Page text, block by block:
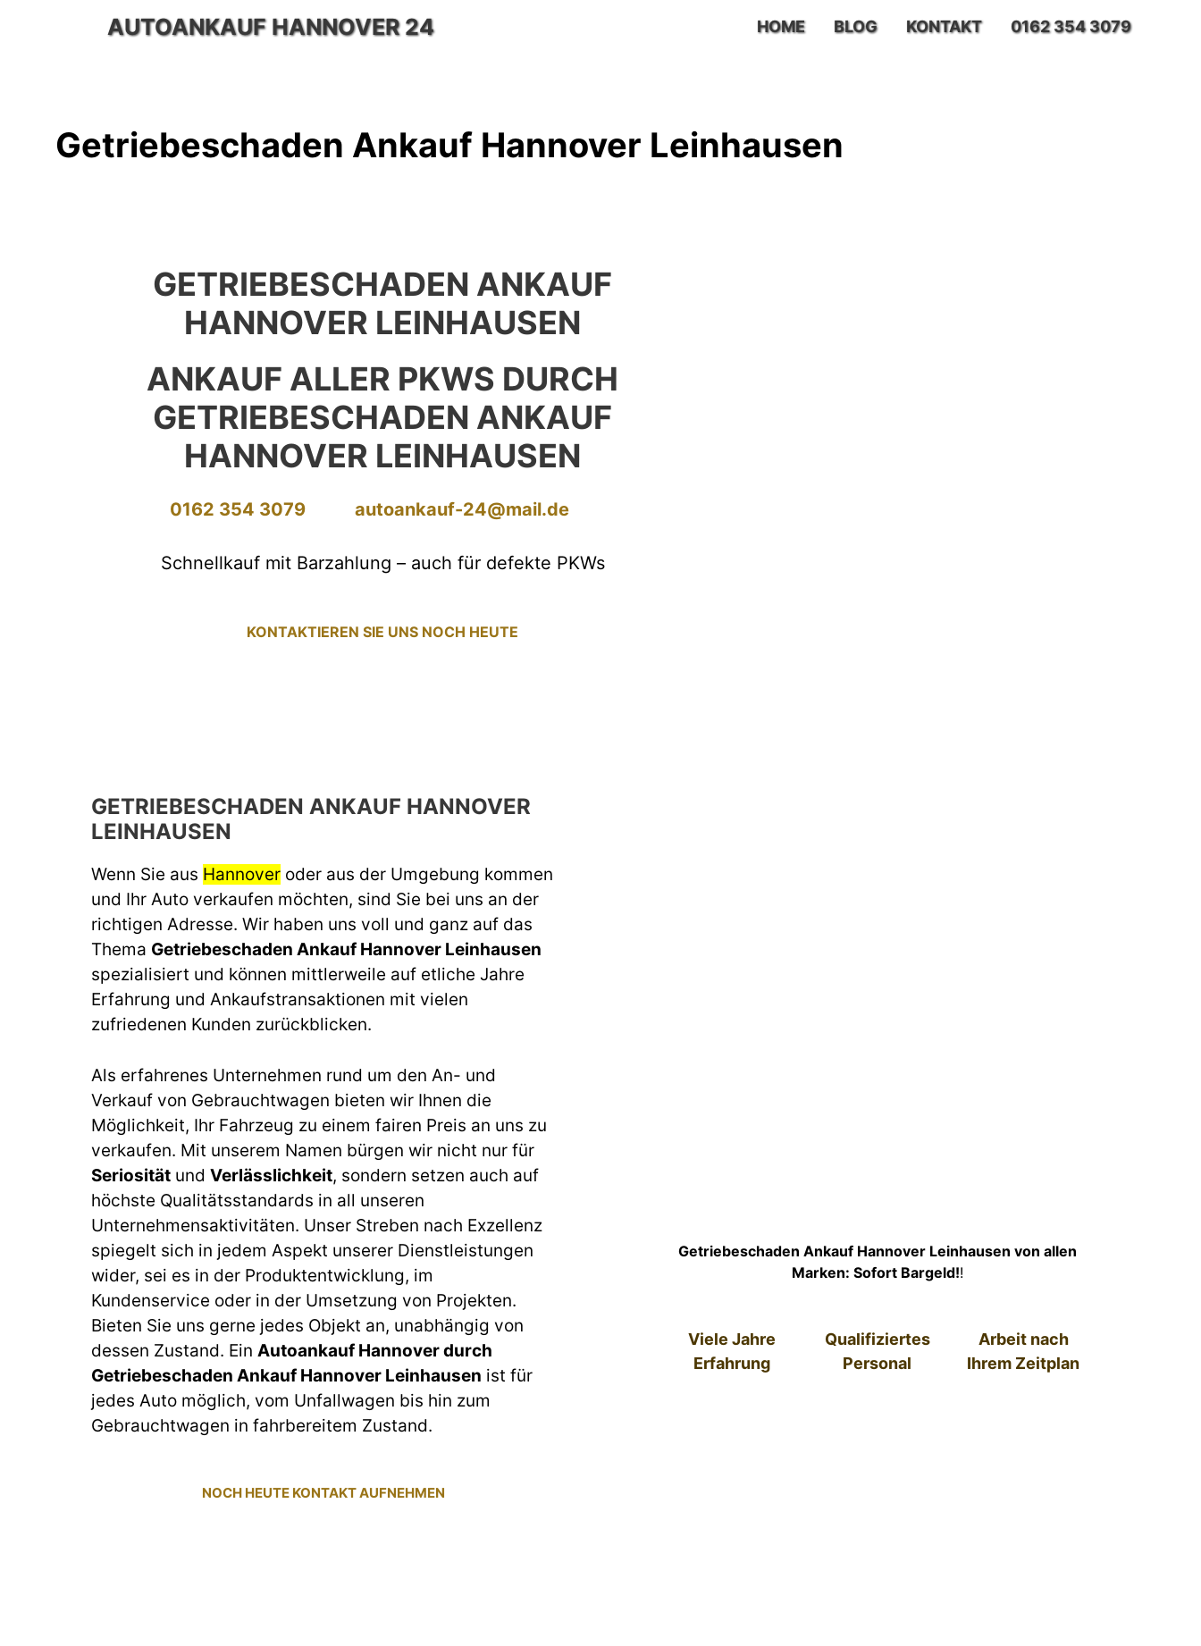
AUTOANKAUF HANNOVER 24 HOME BLOG KONTAKT 0162 354 3079
Getriebeschaden Ankauf Hannover Leinhausen
GETRIEBESCHADEN ANKAUF
HANNOVER LEINHAUSEN
ANKAUF ALLER PKWS DURCH
GETRIEBESCHADEN ANKAUF
HANNOVER LEINHAUSEN
0162 354 3079 autoankauf-24@mail.de
Schnellkauf mit Barzahlung – auch für defekte PKWs
KONTAKTIEREN SIE UNS NOCH HEUTE
GETRIEBESCHADEN ANKAUF HANNOVER
LEINHAUSEN
Wenn Sie aus Hannover oder aus der Umgebung kommen
und Ihr Auto verkaufen möchten, sind Sie bei uns an der
richtigen Adresse. Wir haben uns voll und ganz auf das
Thema Getriebeschaden Ankauf Hannover Leinhausen
spezialisiert und können mittlerweile auf etliche Jahre
Erfahrung und Ankaufstransaktionen mit vielen
zufriedenen Kunden zurückblicken.
Als erfahrenes Unternehmen rund um den An- und
Verkauf von Gebrauchtwagen bieten wir Ihnen die
Möglichkeit, Ihr Fahrzeug zu einem fairen Preis an uns zu
verkaufen. Mit unserem Namen bürgen wir nicht nur für
Seriosität und Verlässlichkeit, sondern setzen auch auf
höchste Qualitätsstandards in all unseren
Unternehmensaktivitäten. Unser Streben nach Exzellenz
spiegelt sich in jedem Aspekt unserer Dienstleistungen
wider, sei es in der Produktentwicklung, im
Kundenservice oder in der Umsetzung von Projekten.
Bieten Sie uns gerne jedes Objekt an, unabhängig von
dessen Zustand. Ein Autoankauf Hannover durch
Getriebeschaden Ankauf Hannover Leinhausen ist für
jedes Auto möglich, vom Unfallwagen bis hin zum
Gebrauchtwagen in fahrbereitem Zustand.
NOCH HEUTE KONTAKT AUFNEHMEN
Getriebeschaden Ankauf Hannover Leinhausen von allen
Marken: Sofort Bargeld!!
Viele Jahre
Erfahrung
Qualifiziertes
Personal
Arbeit nach
Ihrem Zeitplan